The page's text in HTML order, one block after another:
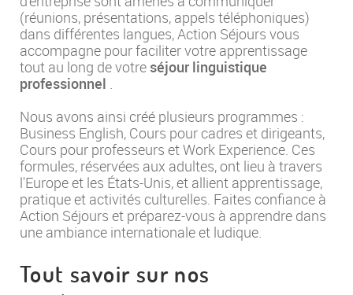
(réunions, présentations, appels téléphoniques)
dans différentes langues, Action Séjours vous
accompagne pour faciliter votre apprentissage
tout au long de votre séjour linguistique
professionnel .
Nous avons ainsi créé plusieurs programmes :
Business English, Cours pour cadres et dirigeants,
Cours pour professeurs et Work Experience. Ces
formules, réservées aux adultes, ont lieu à travers
l'Europe et les États-Unis, et allient apprentissage,
pratique et activités culturelles. Faites confiance à
Action Séjours et préparez-vous à apprendre dans
une ambiance internationale et ludique.
Tout savoir sur nos